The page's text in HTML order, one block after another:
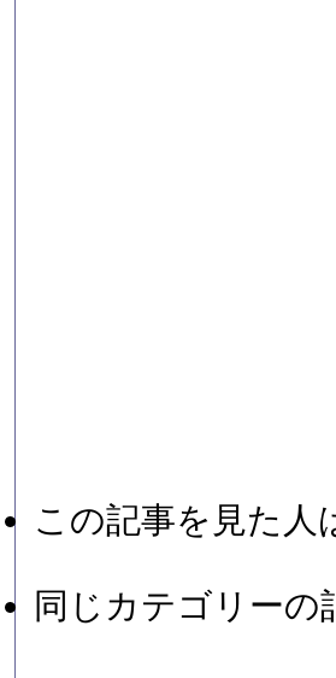
この記事を見た人
同じカテゴリーの